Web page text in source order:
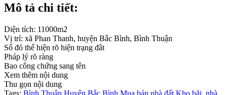
Mô tả chi tiết:
Diện tích: 11000m2
Vị trí: xã Phan Thanh, huyện Bắc Bình, Bình Thuận
Sổ đỏ thể hiện rõ hiện trạng đât
Pháp lý rõ ràng
Bao công chứng sang tên
Xem thêm nội dung
Thu gọn nội dung
Tags: Bình Thuận Huyện Bắc Bình Mua bán nhà đất Kho bãi, nhà